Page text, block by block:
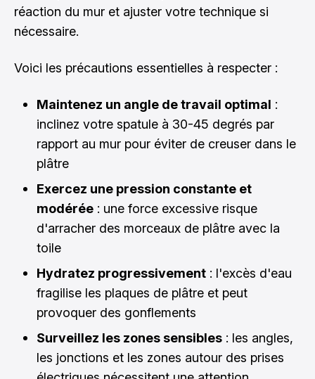
réaction du mur et ajuster votre technique si
nécessaire.
Voici les précautions essentielles à respecter :
Maintenez un angle de travail optimal :
inclinez votre spatule à 30-45 degrés par
rapport au mur pour éviter de creuser dans le
plâtre
Exercez une pression constante et
modérée : une force excessive risque
d'arracher des morceaux de plâtre avec la
toile
Hydratez progressivement : l'excès d'eau
fragilise les plaques de plâtre et peut
provoquer des gonflements
Surveillez les zones sensibles : les angles,
les jonctions et les zones autour des prises